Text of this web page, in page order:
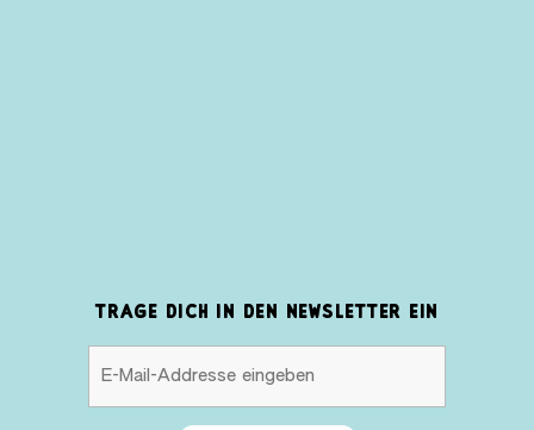
TRAGE DICH IN DEN NEWSLETTER EIN